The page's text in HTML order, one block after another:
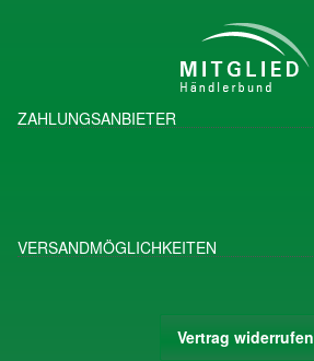
ZAHLUNGSANBIETER
VERSANDMÖGLICHKEITEN
Vertrag widerrufen